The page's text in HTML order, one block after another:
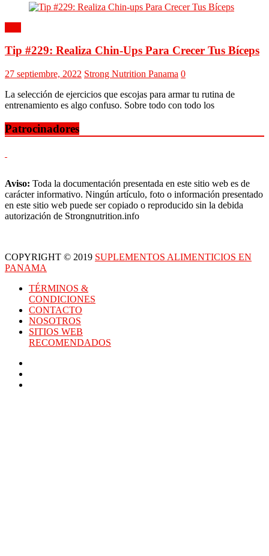
Tip #229: Realiza Chin-Ups Para Crecer Tus Bíceps
27 septiembre, 2022 Strong Nutrition Panama 0
La selección de ejercicios que escojas para armar tu rutina de
entrenamiento es algo confuso. Sobre todo con todo los
Patrocinadores
Aviso: Toda la documentación presentada en este sitio web es de
carácter informativo. Ningún artículo, foto o información presentado
en este sitio web puede ser copiado o reproducido sin la debida
autorización de Strongnutrition.info
COPYRIGHT © 2019 SUPLEMENTOS ALIMENTICIOS EN
PANAMA
TÉRMINOS &
CONDICIONES
CONTACTO
NOSOTROS
SITIOS WEB
RECOMENDADOS